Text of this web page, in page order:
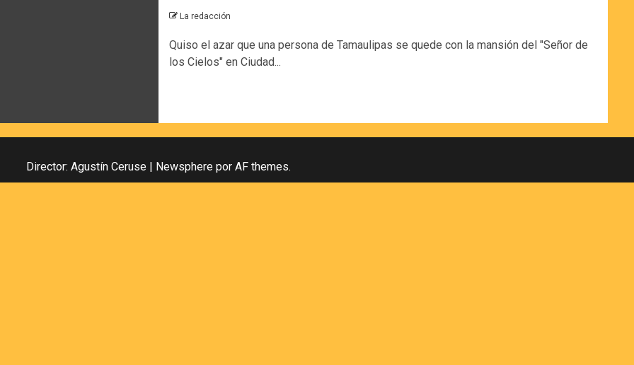
La redacción
Quiso el azar que una persona de Tamaulipas se quede con la mansión del "Señor de
los Cielos" en Ciudad...
Director: Agustín Ceruse | Newsphere por AF themes.